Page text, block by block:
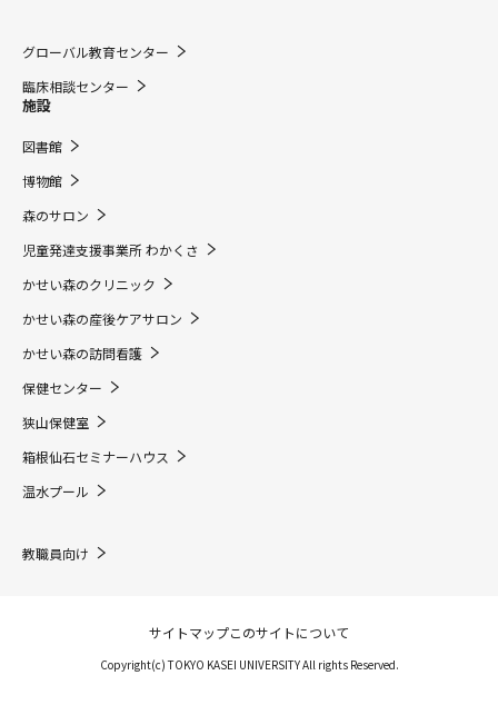
グローバル教育センター
臨床相談センター
施設
図書館
博物館
森のサロン
児童発達支援事業所 わかくさ
かせい森のクリニック
かせい森の産後ケアサロン
かせい森の訪問看護
保健センター
狭山保健室
箱根仙石セミナーハウス
温水プール
教職員向け
サイトマップこのサイトについて
Copyright(c) TOKYO KASEI UNIVERSITY All rights Reserved.